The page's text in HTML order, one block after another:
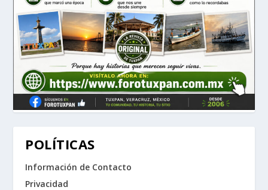
POLÍTICAS
Información de Contacto
Privacidad